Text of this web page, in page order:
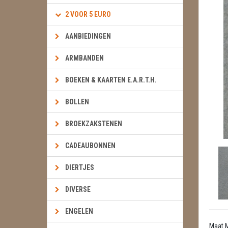
2 VOOR 5 EURO
AANBIEDINGEN
ARMBANDEN
BOEKEN & KAARTEN E.A.R.T.H.
BOLLEN
BROEKZAKSTENEN
CADEAUBONNEN
DIERTJES
DIVERSE
ENGELEN
Maat